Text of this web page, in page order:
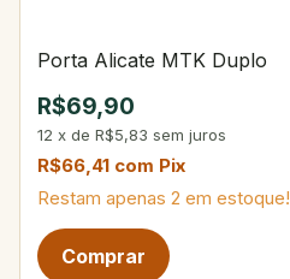
Porta Alicate MTK Duplo
R$69,90
12 x de R$5,83 sem juros
R$66,41 com Pix
Restam apenas 2 em estoque!